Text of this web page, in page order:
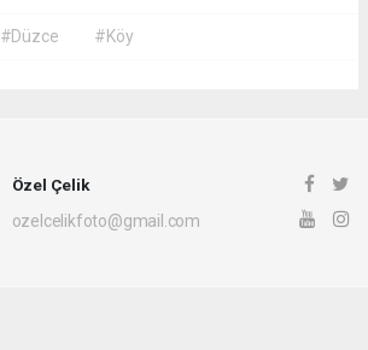
#Düzce #Köy
Özel Çelik
ozelcelikfoto@gmail.com